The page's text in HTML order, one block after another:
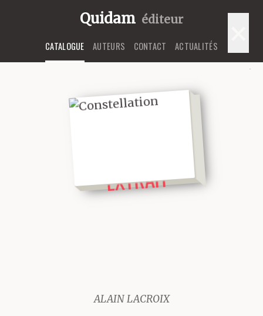
Quidam éditeur
CATALOGUE AUTEURS CONTACT ACTUALITÉS
EXTRAIT
ALAIN LACROIX